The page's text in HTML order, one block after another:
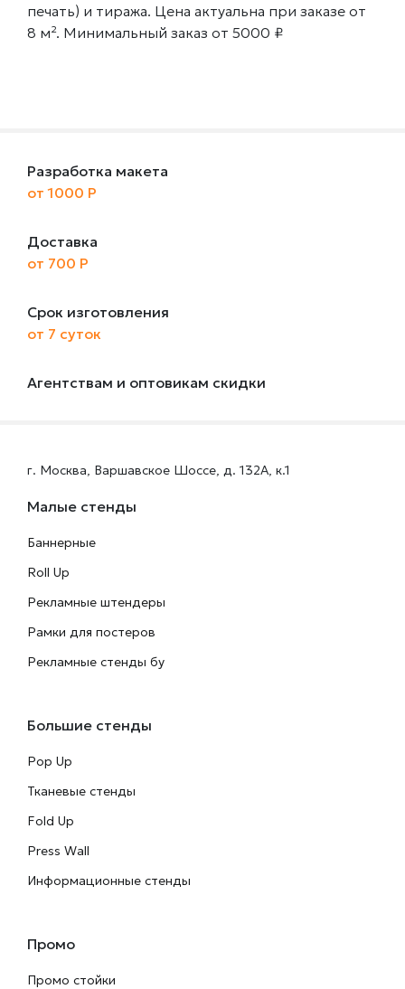
печать) и тиража. Цена актуальна при заказе от
8 м². Минимальный заказ от 5000 ₽
Разработка макета
от 1000 Р
Доставка
от 700 Р
Срок изготовления
от 7 суток
Агентствам и оптовикам скидки
г. Москва, Варшавское Шоссе, д. 132А, к.1
Малые стенды
Баннерные
Roll Up
Рекламные штендеры
Рамки для постеров
Рекламные стенды бу
Большие стенды
Pop Up
Тканевые стенды
Fold Up
Press Wall
Информационные стенды
Промо
Промо стойки